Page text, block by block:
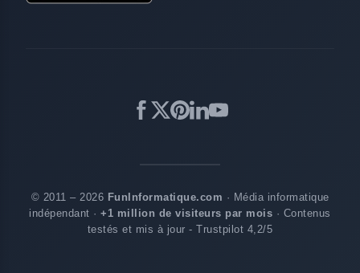
© 2011 – 2026 FunInformatique.com · Média informatique
indépendant ·+1 million de visiteurs par mois · Contenus
testés et mis à jour - Trustpilot 4,2/5